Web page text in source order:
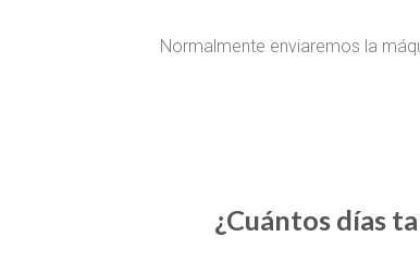
Normalmente enviaremos la
¿Cuántos días